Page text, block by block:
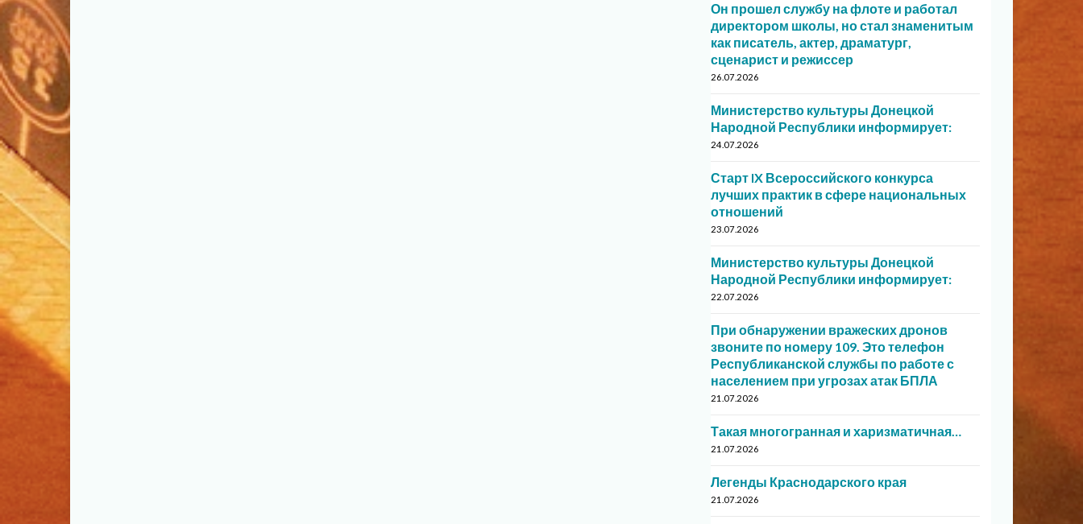
Он прошел службу на флоте и работал
директором школы, но стал знаменитым
как писатель, актер, драматург,
сценарист и режиссер
26.07.2026
Министерство культуры Донецкой
Народной Республики информирует:
24.07.2026
Старт IX Всероссийского конкурса
лучших практик в сфере национальных
отношений
23.07.2026
Министерство культуры Донецкой
Народной Республики информирует:
22.07.2026
При обнаружении вражеских дронов
звоните по номеру 109. Это телефон
Республиканской службы по работе с
населением при угрозах атак БПЛА
21.07.2026
Такая многогранная и харизматичная…
21.07.2026
Легенды Краснодарского края
21.07.2026